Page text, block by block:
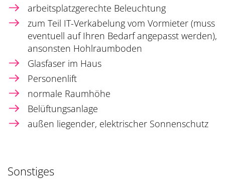
arbeitsplatzgerechte Beleuchtung
zum Teil IT-Verkabelung vom Vormieter (muss
eventuell auf Ihren Bedarf angepasst werden),
ansonsten Hohlraumboden
Glasfaser im Haus
Personenlift
normale Raumhöhe
Belüftungsanlage
außen liegender, elektrischer Sonnenschutz
Sonstiges